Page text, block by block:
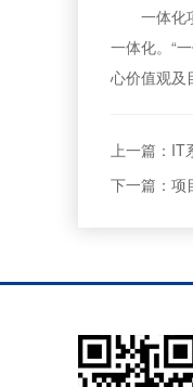
一体化项
一体化。“
心价值观及
上一篇：IT
下一篇：项